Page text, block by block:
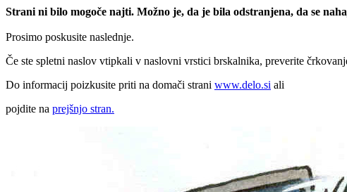
Strani ni bilo mogoče najti. Možno je, da je bila odstranjena, da se
Prosimo poskusite naslednje.
Če ste spletni naslov vtipkali v naslovni vrstici brskalnika, preverite
Do informacij poizkusite priti na domači strani www.delo.si ali
pojdite na prejšnjo stran.